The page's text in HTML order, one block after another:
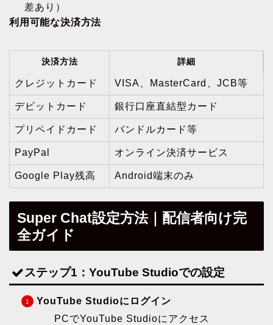
差あり）
利用可能な決済方法
決済方法 詳細
クレジットカード VISA、MasterCard、JCB等
デビットカード 銀行口座直結型カード
プリペイドカード バンドルカード等
PayPal オンライン決済サービス
Google Play残高 Android端末のみ
Super Chat設定方法｜配信者向け完
全ガイド
ステップ1：YouTube Studioでの設定
YouTube Studioにログイン
PCでYouTube Studioにアクセス